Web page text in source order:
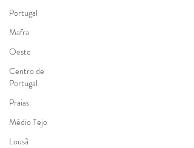
Portugal
Mafra
Oeste
Centro de
Portugal
Praias
Médio Tejo
Lousã